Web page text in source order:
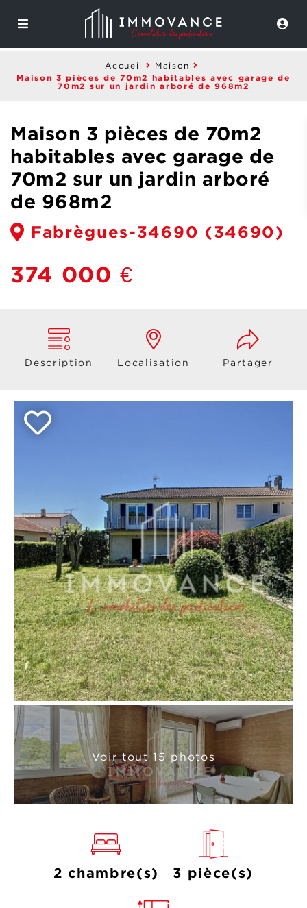
Accueil Maison
Maison 3 pièces de 70m2 habitables avec garage de
70m2 sur un jardin arboré de 968m2
Maison 3 pièces de 70m2
habitables avec garage de
70m2 sur un jardin arboré
de 968m2
Fabrègues-34690 (34690)
374 000 €
Description Localisation Partager
Voir tout 15 photos
2 chambre(s) 3 pièce(s)